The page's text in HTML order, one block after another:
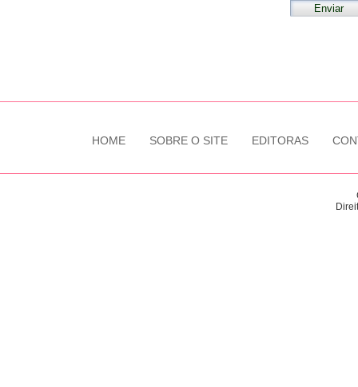
HOME SOBRE O SITE EDITORAS